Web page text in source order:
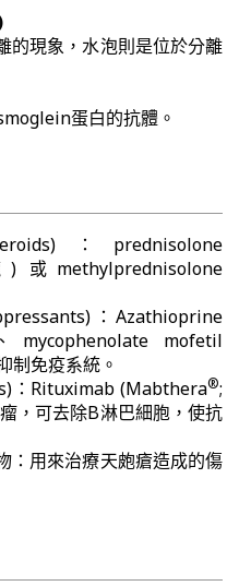
的現象，水泡則是位於分離
蛋白的抗體。
：prednisolone
或methylprednisolone
：Azathioprine
mofetil
制免疫系統。
：Rituximab (Mabthera®;
，可去除B淋巴細胞，使抗
：用來治療天皰瘡造成的傷